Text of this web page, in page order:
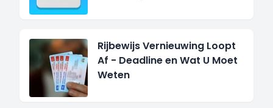
Rijbewijs Vernieuwing Loopt
Af - Deadline en Wat U Moet
Weten